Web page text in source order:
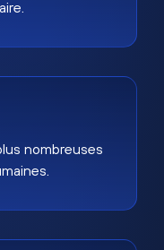
nombreuses